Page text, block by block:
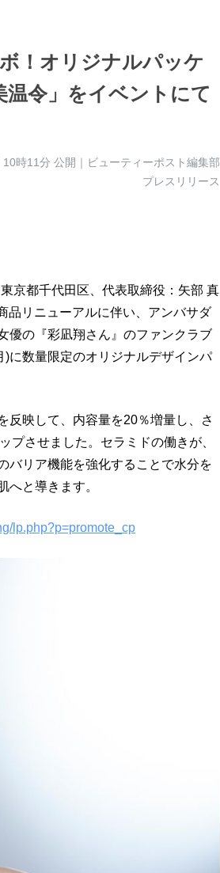
！オリジナルパッケ
令」をイベントにて
時11分 公開｜ビューティーポスト編集部
プレスリリース
京都千代田区、代表取締役：矢部 真
品リニューアルに伴い、アンバサダ
優の『彩凪翔さん』のファンクラブ
に数量限定のオリジナルデザインパ
反映して、内容量を20％増量し、さ
プさせました。セラミドの働きが、
バリア機能を強化することで水分を
へと導きます。
lp.php?p=promote_cp